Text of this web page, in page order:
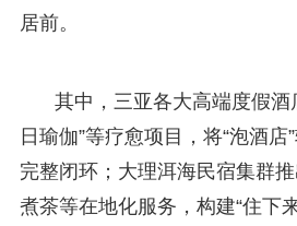
居前。
其中，三亚各大高端度假酒
日瑜伽”等疗愈项目，将“泡酒店
完整闭环；大理洱海民宿集群
煮茶等在地化服务，构建“住下